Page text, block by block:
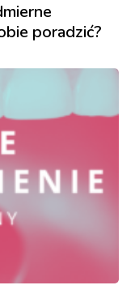
poradzić?